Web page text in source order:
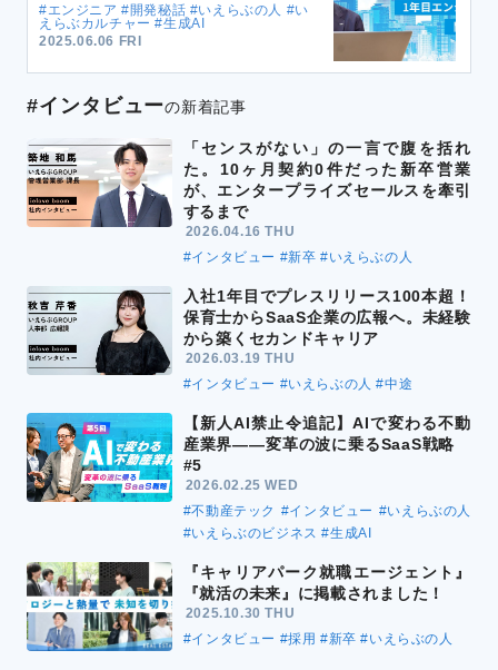
#エンジニア #開発秘話 #いえらぶの人 #い
えらぶカルチャー #生成AI
2025.06.06 FRI
#インタビューの新着記事
「センスがない」の一言で腹を括れ
た。10ヶ月契約0件だった新卒営業
が、エンタープライズセールスを牽引
するまで
2026.04.16 THU
#インタビュー #新卒 #いえらぶの人
入社1年目でプレスリリース100本超！
保育士からSaaS企業の広報へ。未経験
から築くセカンドキャリア
2026.03.19 THU
#インタビュー #いえらぶの人 #中途
【新人AI禁止令追記】AIで変わる不動
産業界――変革の波に乗るSaaS戦略
#5
2026.02.25 WED
#不動産テック #インタビュー #いえらぶの人
#いえらぶのビジネス #生成AI
『キャリアパーク就職エージェント』
『就活の未来』に掲載されました！
2025.10.30 THU
#インタビュー #採用 #新卒 #いえらぶの人